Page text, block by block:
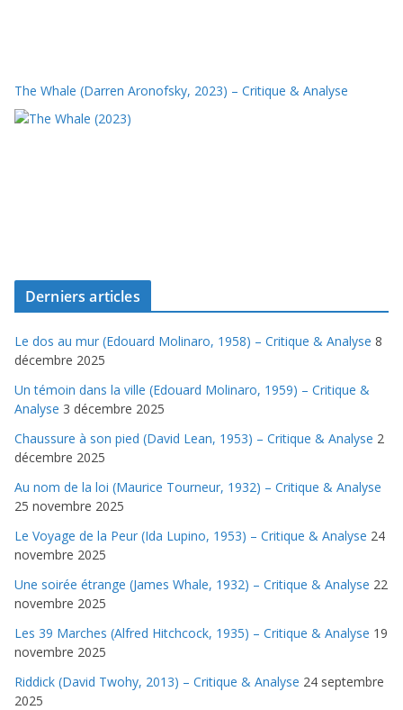
The Whale (Darren Aronofsky, 2023) – Critique & Analyse
Derniers articles
Le dos au mur (Edouard Molinaro, 1958) – Critique & Analyse 8
décembre 2025
Un témoin dans la ville (Edouard Molinaro, 1959) – Critique &
Analyse 3 décembre 2025
Chaussure à son pied (David Lean, 1953) – Critique & Analyse 2
décembre 2025
Au nom de la loi (Maurice Tourneur, 1932) – Critique & Analyse
25 novembre 2025
Le Voyage de la Peur (Ida Lupino, 1953) – Critique & Analyse 24
novembre 2025
Une soirée étrange (James Whale, 1932) – Critique & Analyse 22
novembre 2025
Les 39 Marches (Alfred Hitchcock, 1935) – Critique & Analyse 19
novembre 2025
Riddick (David Twohy, 2013) – Critique & Analyse 24 septembre
2025